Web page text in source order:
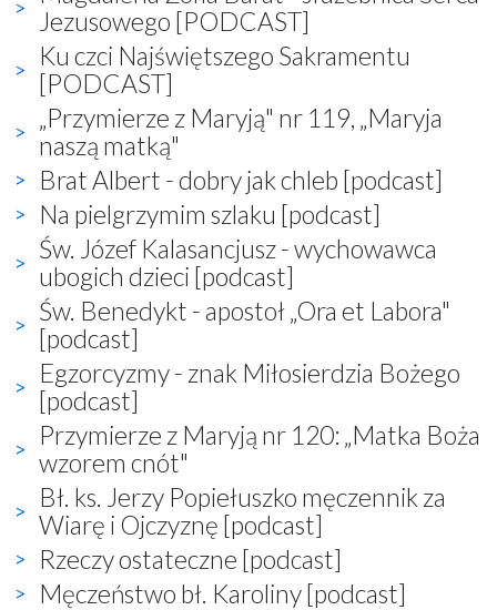
Jezusowego [PODCAST]
Ku czci Najświętszego Sakramentu
[PODCAST]
„Przymierze z Maryją" nr 119, „Maryja
naszą matką"
Brat Albert - dobry jak chleb [podcast]
Na pielgrzymim szlaku [podcast]
Św. Józef Kalasancjusz - wychowawca
ubogich dzieci [podcast]
Św. Benedykt - apostoł „Ora et Labora"
[podcast]
Egzorcyzmy - znak Miłosierdzia Bożego
[podcast]
Przymierze z Maryją nr 120: „Matka Boża
wzorem cnót"
Bł. ks. Jerzy Popiełuszko męczennik za
Wiarę i Ojczyznę [podcast]
Rzeczy ostateczne [podcast]
Męczeństwo bł. Karoliny [podcast]